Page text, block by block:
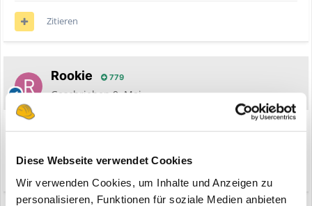
Diese Webseite verwendet Cookies
Wir verwenden Cookies, um Inhalte und Anzeigen zu
personalisieren, Funktionen für soziale Medien anbieten
Zitieren
Rookie 779
Geschrieben9. Mai
Gute solide Wahl.